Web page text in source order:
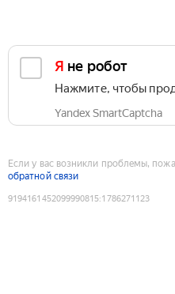
Я не робот
Нажмите, чтобы
Yandex SmartCaptcha
Если у вас возникли проблемы,
обратной связи
9194161452099990815:1786271123